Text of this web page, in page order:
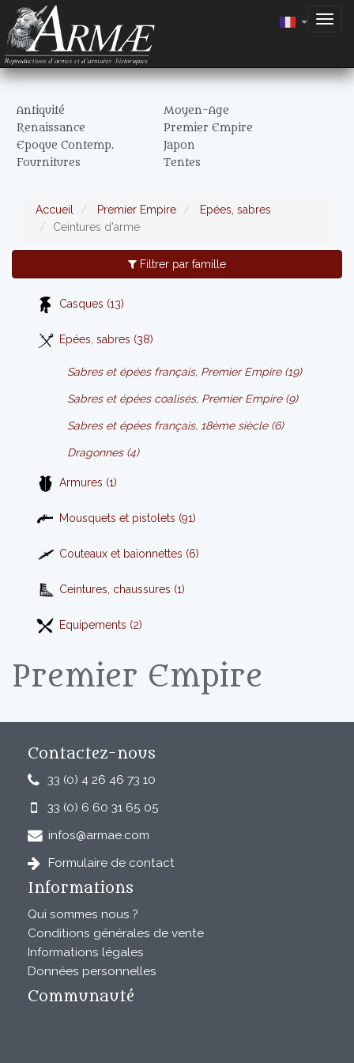
Antiquité
Moyen-Age
Renaissance
Premier Empire
Epoque Contemp.
Japon
Fournitures
Tentes
Accueil Premier Empire
Epées, sabres
Ceintures d'arme
Filtrer par famille
Casques (13)
Epées, sabres (38)
Sabres et épées français, Premier Empire (19)
Sabres et épées coalisés, Premier Empire (9)
Sabres et épées français, 18ème siècle (6)
Dragonnes (4)
Armures (1)
Mousquets et pistolets (91)
Couteaux et baïonnettes (6)
Ceintures, chaussures (1)
Equipements (2)
Premier Empire
Contactez-nous
33 (0) 4 26 46 73 10
33 (0) 6 60 31 65 05
infos@armae.com
Formulaire de contact
Informations
Qui sommes nous ?
Conditions générales de vente
Informations légales
Données personnelles
Communauté